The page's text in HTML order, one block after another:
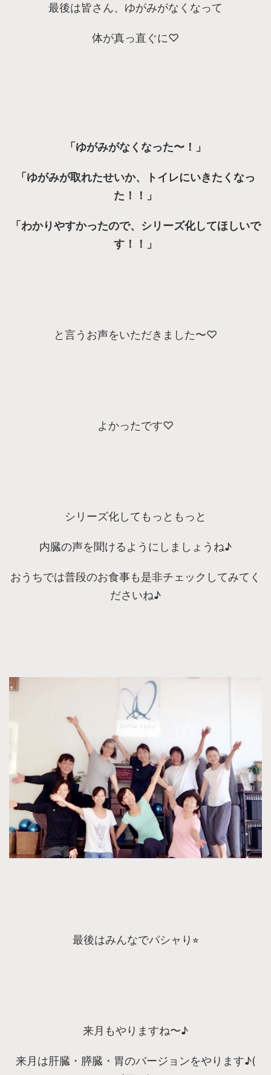
最後は皆さん、ゆがみがなくなって
体が真っ直ぐに♡
「ゆがみがなくなった〜！」
「ゆがみが取れたせいか、トイレにいきたくなっ
た！！」
「わかりやすかったので、シリーズ化してほしいで
す！！」
と言うお声をいただきました〜♡
よかったです♡
シリーズ化してもっともっと
内臓の声を聞けるようにしましょうね♪
おうちでは普段のお食事も是非チェックしてみてく
ださいね♪
最後はみんなでパシャり⭐︎
来月もやりますね〜♪
来月は肝臓・膵臓・胃のバージョンをやります♪(